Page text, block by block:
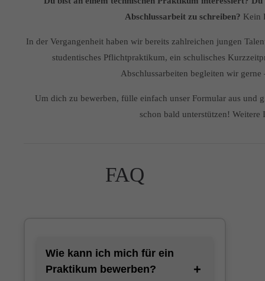
Abschlussarbeit zu schreiben? Kein
In der Vergangenheit haben wir bereits zahlreichen jungen
studentisches Pflichtpraktikum, ein schulisches
Abschlussarbeiten begleiten wir
Um dich zu bewerben, fülle einfach unser Formular aus
schon bald unterstützen!
FAQ
Wie kann ich mich für ein
Praktikum bewerben?